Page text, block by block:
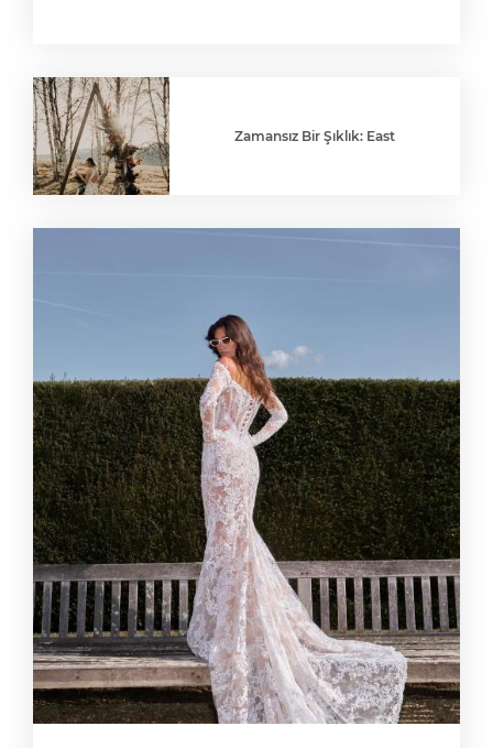
Zamansız Bir Şıklık: East